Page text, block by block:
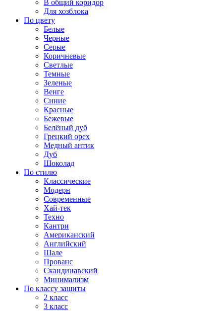
В общий коридор
Для хозблока
По цвету
Белые
Черные
Серые
Коричневые
Светлые
Темные
Зеленые
Венге
Синие
Красные
Бежевые
Белёный дуб
Грецкий орех
Медный антик
Дуб
Шоколад
По стилю
Классические
Модерн
Современные
Хай-тек
Техно
Кантри
Американский
Английский
Шале
Прованс
Скандинавский
Минимализм
По классу защиты
2 класс
3 класс